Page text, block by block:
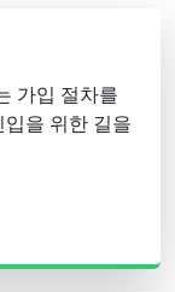
가입 절차를
을 위한 길을